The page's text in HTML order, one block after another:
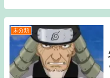
未分類